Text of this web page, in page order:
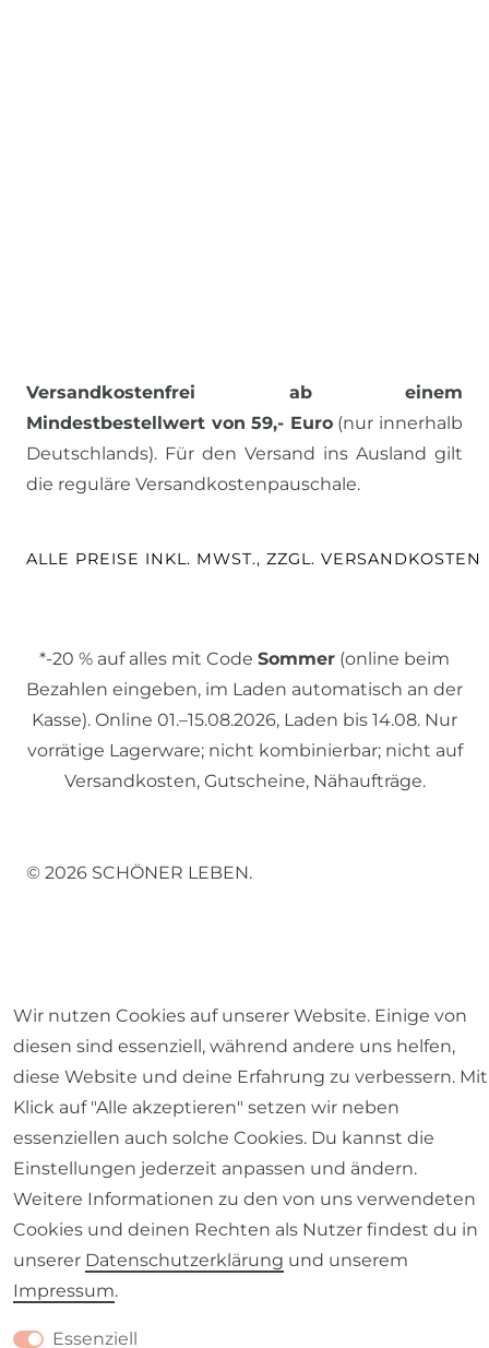
Versandkostenfrei ab einem
Mindestbestellwert von 59,- Euro(nur innerhalb
Deutschlands). Für den Versand ins Ausland gilt
die reguläre Versandkostenpauschale.
ALLE PREISE INKL. MWST., ZZGL. VERSANDKOSTEN
*-20 % auf alles mit Code Sommer (online beim
Bezahlen eingeben, im Laden automatisch an der
Kasse). Online 01.–15.08.2026, Laden bis 14.08. Nur
vorrätige Lagerware; nicht kombinierbar; nicht auf
Versandkosten, Gutscheine, Nähaufträge.
© 2026 SCHÖNER LEBEN.
Impressum Daten­schutz­erklärung AGB
Barrierefreiheitserklärung Widerrufs­recht
VERTRAG WIDERRUFEN
Wir nutzen Cookies auf unserer Website. Einige von
diesen sind essenziell, während andere uns helfen,
diese Website und deine Erfahrung zu verbessern. Mit
Klick auf "Alle akzeptieren" setzen wir neben
essenziellen auch solche Cookies. Du kannst die
Einstellungen jederzeit anpassen und ändern.
Weitere Informationen zu den von uns verwendeten
Cookies und deinen Rechten als Nutzer findest du in
unserer Daten­schutz­erklärung und unserem
Impressum.
Essenziell